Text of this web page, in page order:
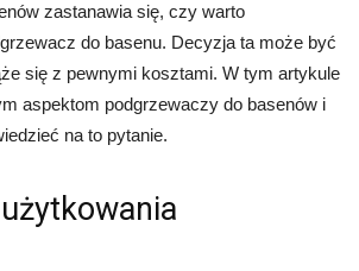
zastanawia się, czy warto
do basenu. Decyzja ta może być
się z pewnymi kosztami. W tym artykule
aspektom podgrzewaczy do basenów i
na to pytanie.